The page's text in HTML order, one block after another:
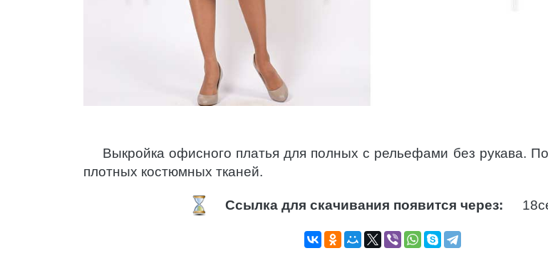
Выкройка офисного платья для полных с рельефами без рукава.
плотных костюмных тканей.
Ссылка для скачивания появится через: 17